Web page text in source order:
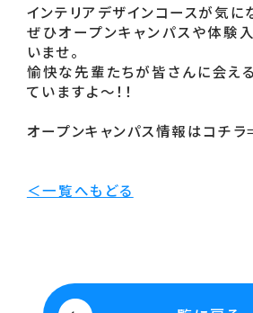
インテリアデザインコースが気に
ぜひオープンキャンパスや体験
いませ。
愉快な先輩たちが皆さんに会え
ていますよ～！！
オープンキャンパス情報はコチ
＜一覧へもどる